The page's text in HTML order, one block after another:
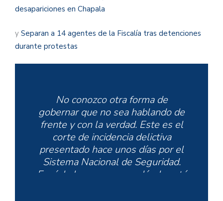
desapariciones en Chapala
y Separan a 14 agentes de la Fiscalía tras detenciones
durante protestas
No conozco otra forma de
gobernar que no sea hablando de
frente y con la verdad. Este es el
corte de incidencia delictiva
presentado hace unos días por el
Sistema Nacional de Seguridad.
Escúchalo y conoce en dónde está